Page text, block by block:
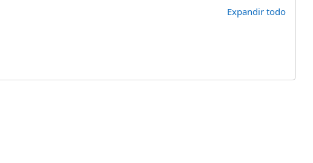
Expandir todo